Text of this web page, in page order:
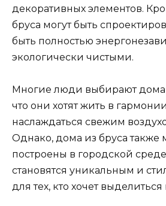
декоративных элементов.
бруса могут быть
быть полностью
экологически чистыми.
Многие люди выбирают дома
что они хотят жить в
наслаждаться свежим
Однако, дома из бруса также
построены в городской
становятся уникальным и
для тех, кто хочет выделиться